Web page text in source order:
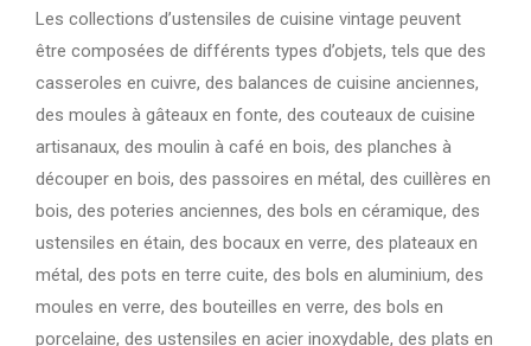
Les collections d’ustensiles de cuisine vintage peuvent
être composées de différents types d’objets, tels que des
casseroles en cuivre, des balances de cuisine anciennes,
des moules à gâteaux en fonte, des couteaux de cuisine
artisanaux, des moulin à café en bois, des planches à
découper en bois, des passoires en métal, des cuillères en
bois, des poteries anciennes, des bols en céramique, des
ustensiles en étain, des bocaux en verre, des plateaux en
métal, des pots en terre cuite, des bols en aluminium, des
moules en verre, des bouteilles en verre, des bols en
porcelaine, des ustensiles en acier inoxydable, des plats en